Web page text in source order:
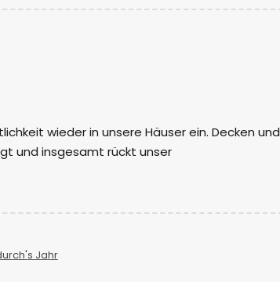
wieder in unsere Häuser ein. Decken und
und insgesamt rückt unser
Jahr